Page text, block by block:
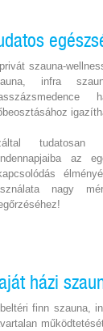
szauna-
infra
az
nagy
házi
finn szauna,